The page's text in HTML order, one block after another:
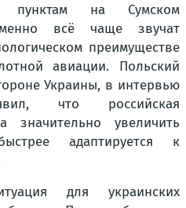
пунктам на Сумском
всё чаще звучат
преимуществе
авиации. Польский
Украины, в интервью
что российская
значительно увеличить
адаптируется к
для украинских